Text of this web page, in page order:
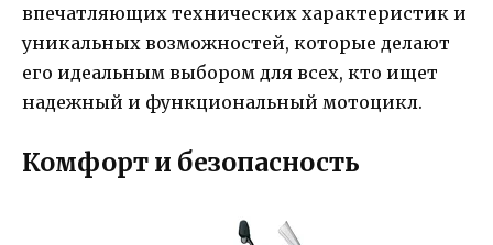
впечатляющих технических характеристик и
уникальных возможностей, которые делают
его идеальным выбором для всех, кто ищет
надежный и функциональный мотоцикл.
Комфорт и безопасность